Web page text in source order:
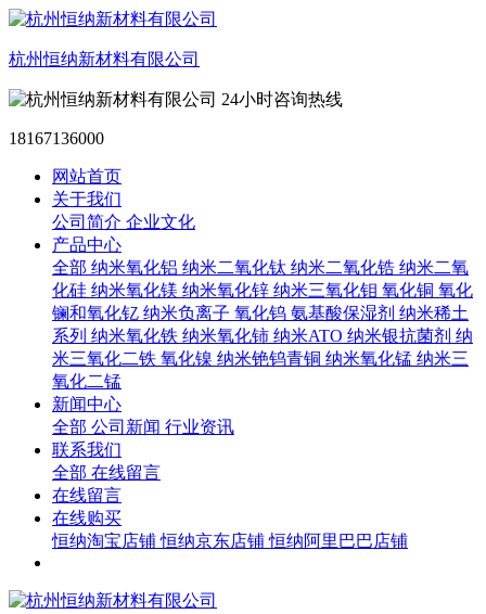
杭州恒纳新材料有限公司
24小时咨询热线
18167136000
网站首页
关于我们
公司简介 企业文化
产品中心
全部 纳米氧化铝 纳米二氧化钛 纳米二氧化锆 纳米二氧
化硅 纳米氧化镁 纳米氧化锌 纳米三氧化钼 氧化铜 氧化
镧和氧化钇 纳米负离子 氧化钨 氨基酸保湿剂 纳米稀土
系列 纳米氧化铁 纳米氧化铈 纳米ATO 纳米银抗菌剂 纳
米三氧化二铁 氧化镍 纳米铯钨青铜 纳米氧化锰 纳米三
氧化二锰
新闻中心
全部 公司新闻 行业资讯
联系我们
全部 在线留言
在线留言
在线购买
恒纳淘宝店铺 恒纳京东店铺 恒纳阿里巴巴店铺